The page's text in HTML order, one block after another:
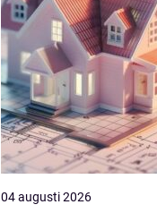
04 augusti 2026